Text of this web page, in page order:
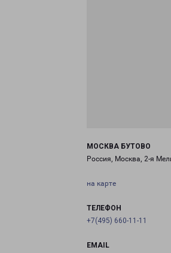
МОСКВА БУТОВО
Россия, Москва, 2-я
на карте
ТЕЛЕФОН
+7(495) 660-11-11
EMAIL